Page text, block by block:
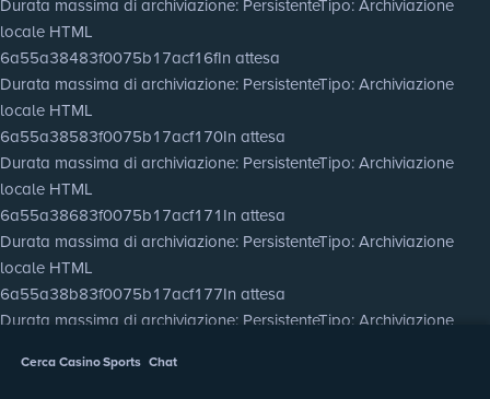
Durata massima di archiviazione: PersistenteTipo: Archiviazione
locale HTML
6a55a38483f0075b17acf16fIn attesa
Durata massima di archiviazione: PersistenteTipo: Archiviazione
locale HTML
6a55a38583f0075b17acf170In attesa
Durata massima di archiviazione: PersistenteTipo: Archiviazione
locale HTML
6a55a38683f0075b17acf171In attesa
Durata massima di archiviazione: PersistenteTipo: Archiviazione
locale HTML
6a55a38b83f0075b17acf177In attesa
Durata massima di archiviazione: PersistenteTipo: Archiviazione
6a55a38d83f0075b17acf178
CercaCasinoSports Chat